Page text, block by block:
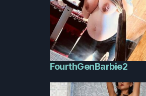
FourthGenBarbie2